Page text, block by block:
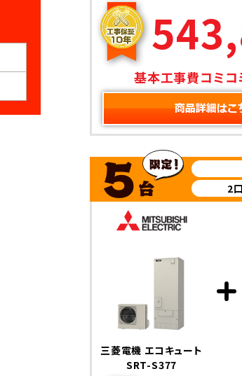
基本工事費コミコ
2
三菱電機 エコキュート
SRT-S377